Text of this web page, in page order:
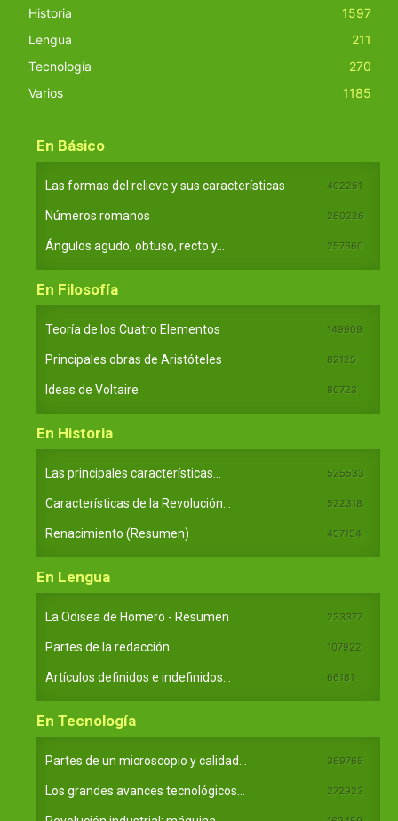
Historia
1597
Lengua
211
Tecnología
270
Varios
1185
En Básico
Las formas del relieve y sus características 402251
Números romanos 260226
Ángulos agudo, obtuso, recto y... 257660
En Filosofía
Teoría de los Cuatro Elementos 149909
Principales obras de Aristóteles 82125
Ideas de Voltaire 80723
En Historia
Las principales características... 525533
Características de la Revolución... 522318
Renacimiento (Resumen) 457154
En Lengua
La Odisea de Homero - Resumen 233377
Partes de la redacción 107922
Artículos definidos e indefinidos... 66181
En Tecnología
Partes de un microscopio y calidad... 369765
Los grandes avances tecnológicos... 272923